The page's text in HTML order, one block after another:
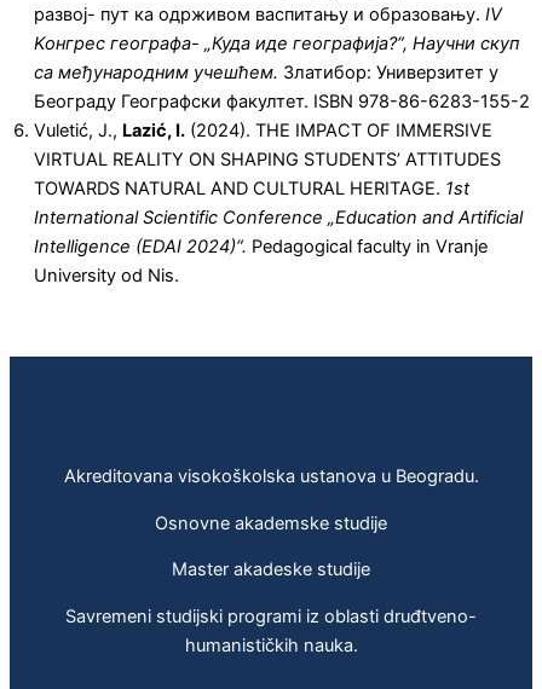
развој- пут ка одрживом васпитању и образовању. IV
Koнгрес географа- „Куда иде географија?“, Научни скуп
са међународним учешћем. Златибор: Универзитет у
Београду Географски факултет. ISBN 978-86-6283-155-2
Vuletić, J., Lazić, I. (2024). THE IMPACT OF IMMERSIVE
VIRTUAL REALITY ON SHAPING STUDENTS’ ATTITUDES
TOWARDS NATURAL AND CULTURAL HERITAGE. 1st
International Scientific Conference „Education and Artificial
Intelligence (EDAI 2024)“. Pedagogical faculty in Vranje
University od Nis.
Akreditovana visokoškolska ustanova u Beogradu.
Osnovne akademske studije
Master akadeske studije
Savremeni studijski programi iz oblasti druđtveno-
humanističkih nauka.